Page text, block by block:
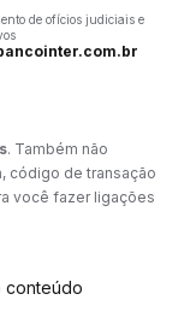
de ofícios judiciais e
. Também não
código de transação
você fazer ligações
conteúdo